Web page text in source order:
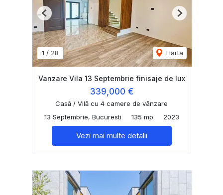
1 / 28 Harta
Previous Next
Vanzare Vila 13 Septembrie finisaje de lux
339,000 €
Casă / Vilă cu 4 camere de vânzare
13 Septembrie, Bucuresti
135 mp 2023
Vezi mai multe detalii